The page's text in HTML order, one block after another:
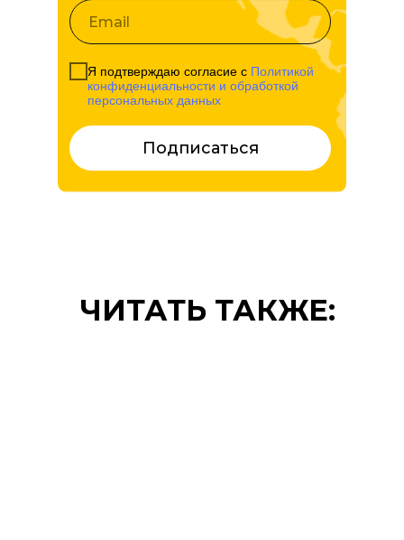
Я подтверждаю согласие с Политикой
конфиденциальности и обработкой
персональных данных
Подписаться
ЧИТАТЬ ТАКЖЕ: